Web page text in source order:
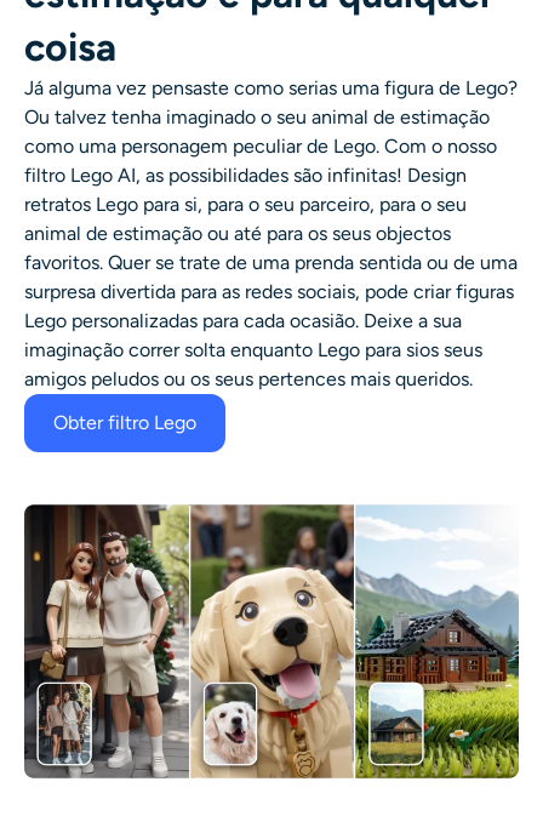
coisa
Já alguma vez pensaste como serias uma figura de Lego?
Ou talvez tenha imaginado o seu animal de estimação
como uma personagem peculiar de Lego. Com o nosso
filtro Lego AI, as possibilidades são infinitas! Design
retratos Lego para si, para o seu parceiro, para o seu
animal de estimação ou até para os seus objectos
favoritos. Quer se trate de uma prenda sentida ou de uma
surpresa divertida para as redes sociais, pode criarfiguras
Lego personalizadas para cada ocasião. Deixe a sua
imaginação correr solta enquanto Lego para sios seus
amigos peludos ou os seus pertences mais queridos.
Obter filtro Lego